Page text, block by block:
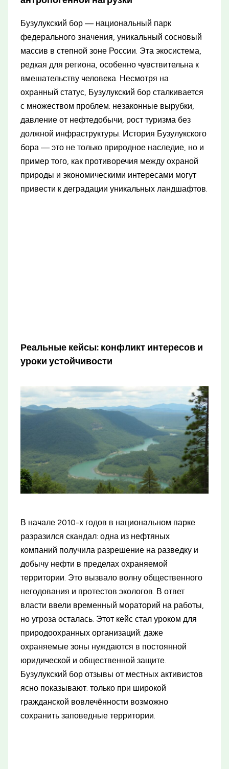
Бузулукский бор — национальный парк
федерального значения, уникальный сосновый
массив в степной зоне России. Эта экосистема,
редкая для региона, особенно чувствительна к
вмешательству человека. Несмотря на
охранный статус, Бузулукский бор сталкивается
с множеством проблем: незаконные вырубки,
давление от нефтедобычи, рост туризма без
должной инфраструктуры. История Бузулукского
бора — это не только природное наследие, но и
пример того, как противоречия между охраной
природы и экономическими интересами могут
привести к деградации уникальных ландшафтов.
Реальные кейсы: конфликт интересов и
уроки устойчивости
В начале 2010-х годов в национальном парке
разразился скандал: одна из нефтяных
компаний получила разрешение на разведку и
добычу нефти в пределах охраняемой
территории. Это вызвало волну общественного
негодования и протестов экологов. В ответ
власти ввели временный мораторий на работы,
но угроза осталась. Этот кейс стал уроком для
природоохранных организаций: даже
охраняемые зоны нуждаются в постоянной
юридической и общественной защите.
Бузулукский бор отзывы от местных активистов
ясно показывают: только при широкой
гражданской вовлечённости возможно
сохранить заповедные территории.